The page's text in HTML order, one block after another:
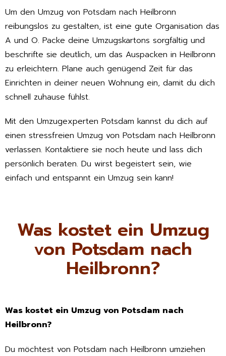
Um den Umzug von Potsdam nach Heilbronn
reibungslos zu gestalten, ist eine gute Organisation das
A und O. Packe deine Umzugskartons sorgfältig und
beschrifte sie deutlich, um das Auspacken in Heilbronn
zu erleichtern. Plane auch genügend Zeit für das
Einrichten in deiner neuen Wohnung ein, damit du dich
schnell zuhause fühlst.
Mit den Umzugexperten Potsdam kannst du dich auf
einen stressfreien Umzug von Potsdam nach Heilbronn
verlassen. Kontaktiere sie noch heute und lass dich
persönlich beraten. Du wirst begeistert sein, wie
einfach und entspannt ein Umzug sein kann!
Was kostet ein Umzug
von Potsdam nach
Heilbronn?
Was kostet ein Umzug von Potsdam nach
Heilbronn?
Du möchtest von Potsdam nach Heilbronn umziehen